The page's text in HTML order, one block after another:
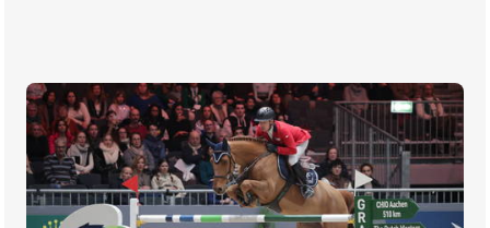
FR EN
© 2026 CHI de Genève. Tous droits réservés